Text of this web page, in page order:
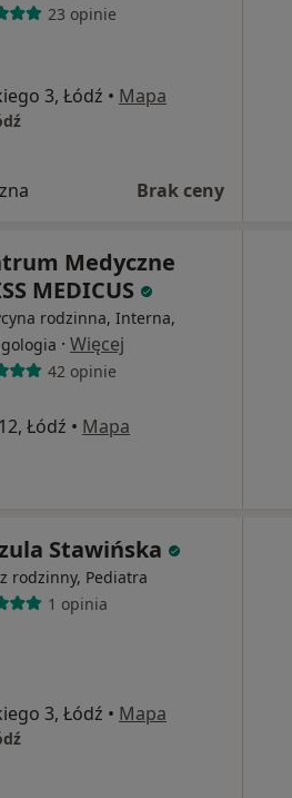
23 opinie
3, Łódź • Mapa
Brak ceny
Medyczne
MEDICUS
rodzinna, Interna,
· Więcej
42 opinie
Łódź • Mapa
Stawińska
rodzinny, Pediatra
1 opinia
3, Łódź • Mapa